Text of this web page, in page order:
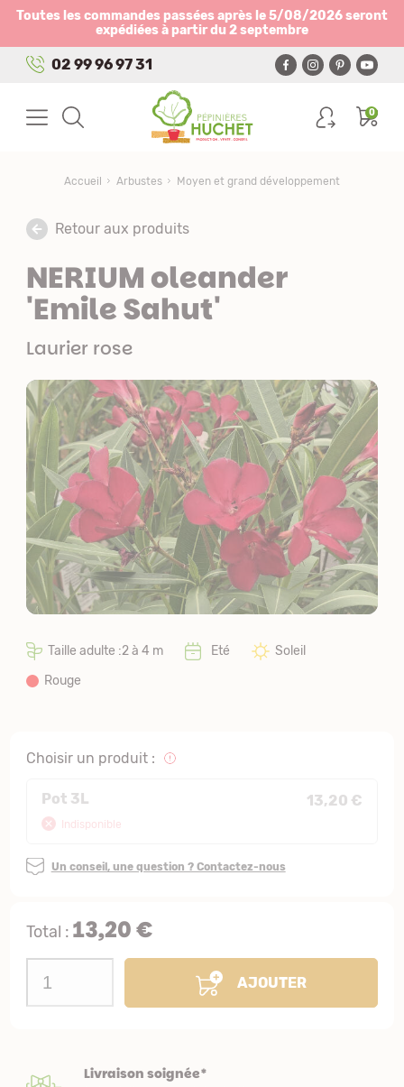
Toutes les commandes passées après le 5/08/2026 seront
expédiées à partir du 2 septembre
02 99 96 97 31
0
Accueil Arbustes Moyen et grand développement
Retour aux produits
NERIUM oleander
'Emile Sahut'
Laurier rose
Taille adulte :2 à 4 m Eté
Soleil
Rouge
Choisir un produit :
Pot 3L 13,20 €
Indisponible
Un conseil, une question ? Contactez-nous
Total : 13,20 €
AJOUTER
Livraison soignée*
Panneau de gestion des cookies